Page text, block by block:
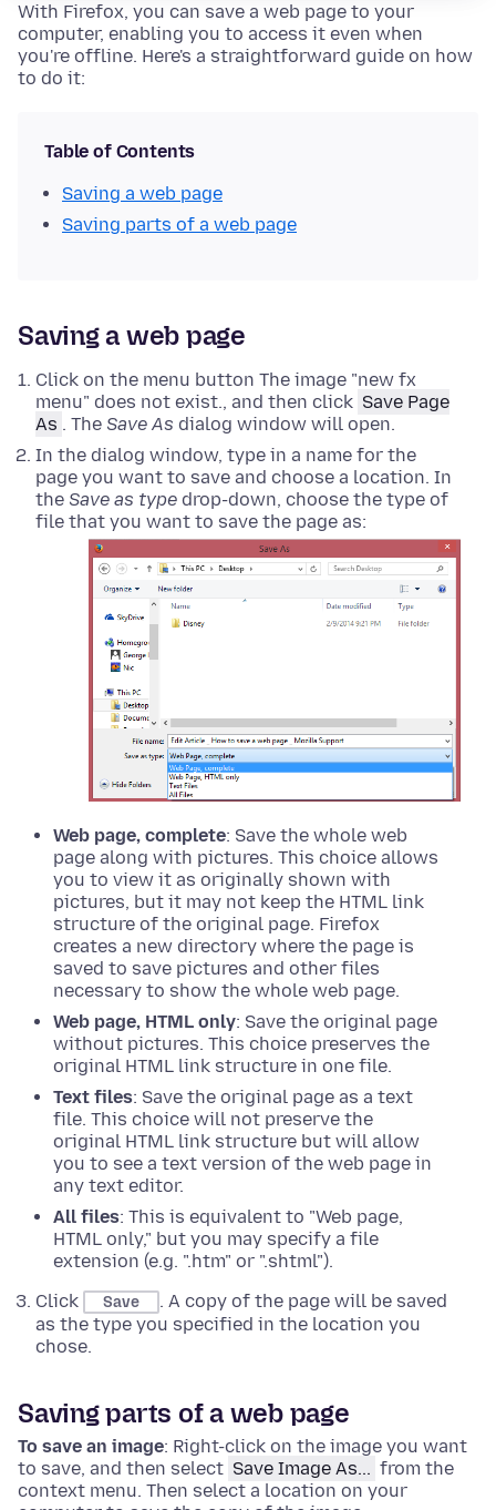
With Firefox, you can save a web page to your
computer, enabling you to access it even when
you're offline. Here's a straightforward guide on how
to do it:
Table of Contents
Saving a web page
Saving parts of a web page
Saving a web page
Click on the menu button The image "new fx
menu" does not exist., and then click Save Page
As . The Save As dialog window will open.
In the dialog window, type in a name for the
page you want to save and choose a location. In
the Save as type drop-down, choose the type of
file that you want to save the page as:
Web page, complete: Save the whole web
page along with pictures. This choice allows
you to view it as originally shown with
pictures, but it may not keep the HTML link
structure of the original page. Firefox
creates a new directory where the page is
saved to save pictures and other files
necessary to show the whole web page.
Web page, HTML only: Save the original page
without pictures. This choice preserves the
original HTML link structure in one file.
Text files: Save the original page as a text
file. This choice will not preserve the
original HTML link structure but will allow
you to see a text version of the web page in
any text editor.
All files: This is equivalent to "Web page,
HTML only," but you may specify a file
extension (e.g. ".htm" or ".shtml").
Click
Save
. A copy of the page will be saved
as the type you specified in the location you
chose.
Saving parts of a web page
To save an image: Right-click on the image you want
to save, and then select Save Image As... from the
context menu. Then select a location on your